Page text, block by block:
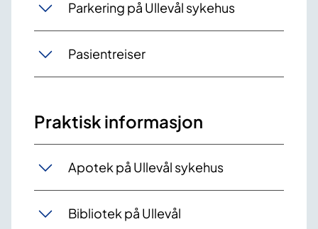
Parkering på Ullevål sykehus
Pasientreiser
Praktisk informasjon
Apotek på Ullevål sykehus
Bibliotek på Ullevål